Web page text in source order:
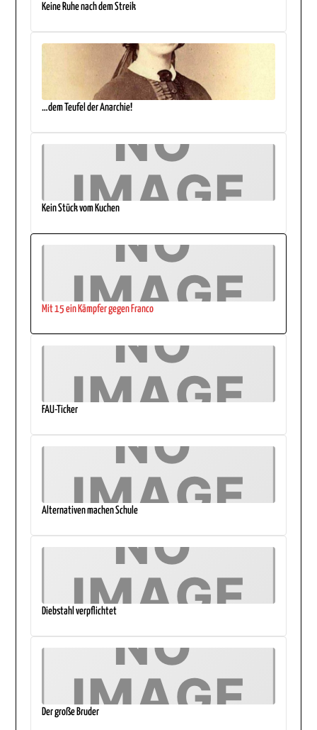
Keine Ruhe nach dem Streik
…dem Teufel der Anarchie!
Kein Stück vom Kuchen
Mit 15 ein Kämpfer gegen Franco
FAU-Ticker
Alternativen machen Schule
Diebstahl verpflichtet
Der große Bruder